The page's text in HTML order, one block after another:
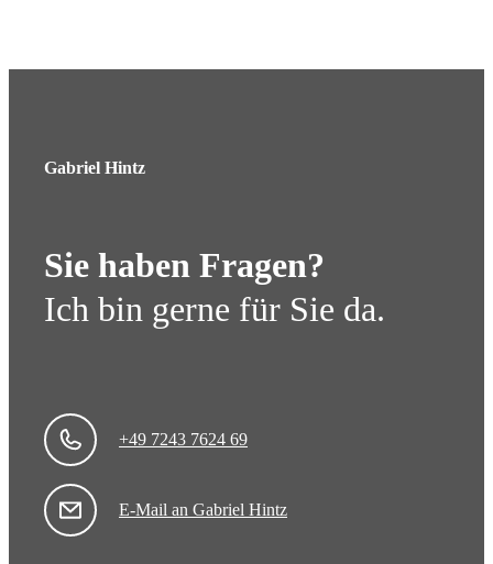
Gabriel Hintz
Sie haben Fragen?
Ich bin gerne für Sie da.
+49 7243 7624 69
E-Mail an Gabriel Hintz